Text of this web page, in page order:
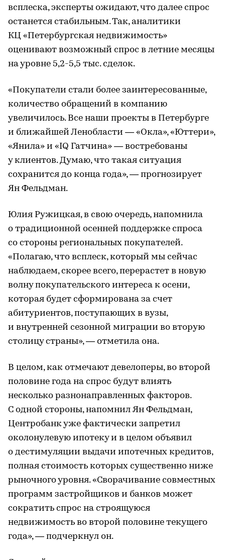
всплеска, эксперты ожидают, что далее спрос
останется стабильным. Так, аналитики
КЦ «Петербургская недвижимость»
оценивают возможный спрос в летние месяцы
на уровне 5,2-5,5 тыс. сделок.
«Покупатели стали более заинтересованные,
количество обращений в компанию
увеличилось. Все наши проекты в Петербурге
и ближайшей Ленобласти — «Окла», «Юттери»,
«Янила» и «IQ Гатчина» — востребованы
у клиентов. Думаю, что такая ситуация
сохранится до конца года», — прогнозирует
Ян Фельдман.
Юлия Ружицкая, в свою очередь, напомнила
о традиционной осенней поддержке спроса
со стороны региональных покупателей.
«Полагаю, что всплеск, который мы сейчас
наблюдаем, скорее всего, перерастет в новую
волну покупательского интереса к осени,
которая будет сформирована за счет
абитуриентов, поступающих в вузы,
и внутренней сезонной миграции во вторую
столицу страны», — отметила она.
В целом, как отмечают девелоперы, во второй
половине года на спрос будут влиять
несколько разнонаправленных факторов.
С одной стороны, напомнил Ян Фельдман,
Центробанк уже фактически запретил
околонулевую ипотеку и в целом объявил
о дестимуляции выдачи ипотечных кредитов,
полная стоимость которых существенно ниже
рыночного уровня. «Сворачивание совместных
программ застройщиков и банков может
сократить спрос на строящуюся
недвижимость во второй половине текущего
года», — подчеркнул он.